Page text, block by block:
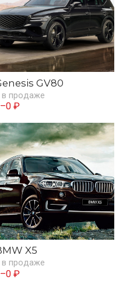
GV80
в продаже
₽
X5
в продаже
₽